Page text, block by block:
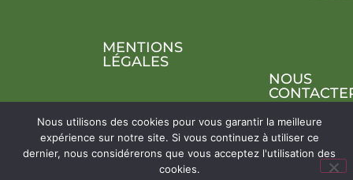
MENTIONS
LÉGALES
NOUS
Nous utilisons des cookies pour vous garantir la meilleure
expérience sur notre site. Si vous continuez à utiliser ce
dernier, nous considérerons que vous acceptez l'utilisation des
cookies.